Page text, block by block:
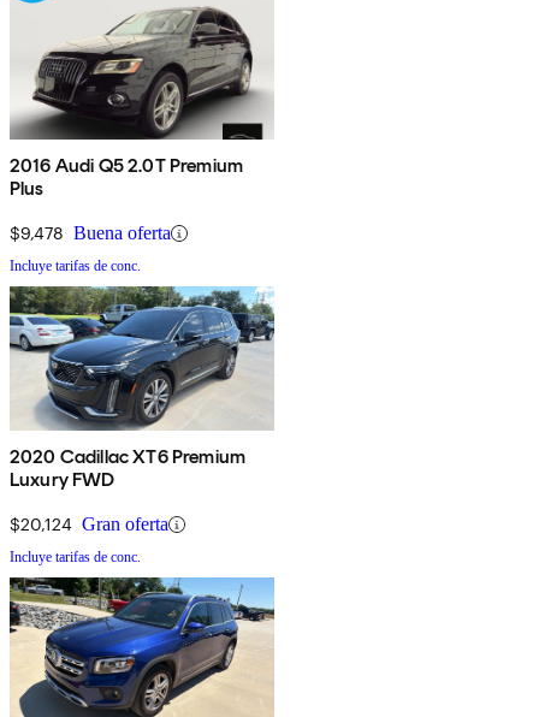
2016 Audi Q5 2.0T Premium
Plus
$9,478 Buena oferta
Incluye tarifas de conc.
2020 Cadillac XT6 Premium
Luxury FWD
$20,124 Gran oferta
Incluye tarifas de conc.